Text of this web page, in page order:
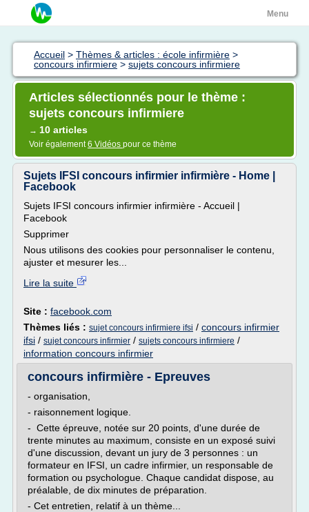
Menu
Accueil > Thèmes & articles : école infirmière >
concours infirmiere > sujets concours infirmiere
Articles sélectionnés pour le thème :
sujets concours infirmiere
→ 10 articles
Voir également6 Vidéos pour ce thème
Sujets IFSI concours infirmier infirmière - Home |
Facebook
Sujets IFSI concours infirmier infirmière - Accueil |
Facebook
Supprimer
Nous utilisons des cookies pour personnaliser le contenu,
ajuster et mesurer les...
Lire la suite
Site : facebook.com
Thèmes liés : sujet concours infirmiere ifsi / concours infirmier
ifsi / sujet concours infirmier / sujets concours infirmiere /
information concours infirmier
concours infirmière - Epreuves
- organisation,
- raisonnement logique.
- Cette épreuve, notée sur 20 points, d'une durée de
trente minutes au maximum, consiste en un exposé suivi
d'une discussion, devant un jury de 3 personnes : un
formateur en IFSI, un cadre infirmier, un responsable de
formation ou psychologue. Chaque candidat dispose, au
préalable, de dix minutes de préparation.
- Cet entretien, relatif à un thème...